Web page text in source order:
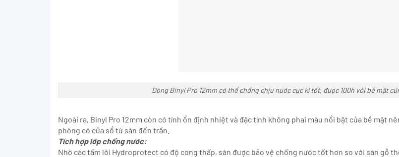
Dòng Binyl Pro 12mm có thể chống chịu nước cực kì tốt, được 100h với bề mặt
Ngoài ra, Binyl Pro 12mm còn có tính ổn định nhiệt và đặc tính không phai màu nổi bật của bề mặt
phòng có cửa sổ từ sàn đến trần.
Tích hợp lớp chống nước:
Nhờ các tấm lõi Hydroprotect có độ cong thấp, sàn được bảo vệ chống nước tốt hơn so với sàn gỗ